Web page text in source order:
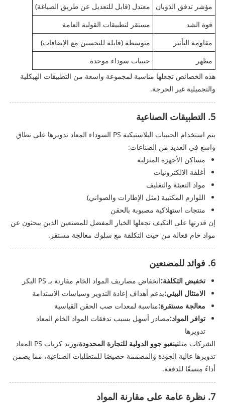
مؤشر تدفق الذوبان
معتدل (قابل للتعديل عن طريق الصياغة)
قوة الشد
مستقر لتطبيقات القولبة العامة
مقاومة التأثير
متوسطة (قابلة للتحسين مع الإضافات)
مظهر
حبيبات سوداء موحدة
هذه الخصائص تجعلها مناسبة لمجموعة واسعة من التطبيقات الهيكلية
والتجميلية غير الحرجة.
5. التطبيقات الصناعية
يتم استخدام الحبيبات البلاستيكية PS السوداء المعاد تدويرها على نطاق
واسع في العديد من الصناعات:
مساكن الأجهزة المنزلية
أغلفة الالكترونيات
مواد التعبئة والتغليف
اللوازم المكتبية (مثل الإطارات والصواني)
منتجات استهلاكية مصبوبة بالحقن
إن قدرتها على التكيف تجعلها الخيار المفضل للمصنعين الذين يبحثون عن
مواد خام فعالة من حيث التكلفة مع سلوك معالجة مستقر.
6. فوائد للمصنعين
تخفيض التكلفة:انخفاض مصاريف المواد الخام مقارنة بـ PS البكر
الامتثال البيئي:يدعم أهداف إعادة التدوير وسياسات الاستدامة
معالجة مستقرة:مناسبة لمعدات صب الحقن القياسية
توافر المواد:مصادر أسهل بسبب تدفقات المواد الخام المعاد
تدويرها
الشركات مثلنينغبو جوو الدولية للتجارة المحدودة
توريد كريات PS المعاد
تدويرها عالية الجودة والمصممة خصيصًا للمتطلبات الصناعية، مما يضمن
أداءً متسقًا للدفعة.
7. نظرة عامة على مقارنة المواد